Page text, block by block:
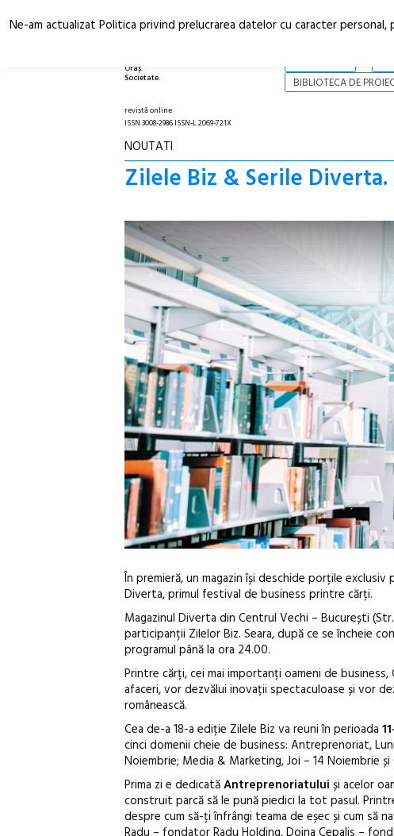
Oraș.
Societate.
BIBLIOTECA DE
revistă online
ISSN 3008-2986 ISSN-L 2069-721X
NOUTATI
Zilele Biz & Serile
În premieră, un magazin își deschide porțile
Diverta, primul festival de business printre cărți.
Magazinul Diverta din Centrul Vechi – București
participanții Zilelor Biz. Seara, după ce se încheie
programul până la ora 24.00.
Printre cărți, cei mai importanți oameni de
afaceri, vor dezvălui inovații spectaculoase și vor
românească.
Cea de-a 18-a ediție Zilele Biz va reuni în perioada
cinci domenii cheie de business: Antreprenoriat,
Noiembrie; Media & Marketing, Joi – 14 Noiembrie și
Prima zi e dedicatăAntreprenoriatului și acelor
construit parcă să le pună piedici la tot pasul.
despre cum să-ți înfrângi teama de eșec și cum să
Ne-am actualizat Politica privind prelucrarea datelor cu caracter